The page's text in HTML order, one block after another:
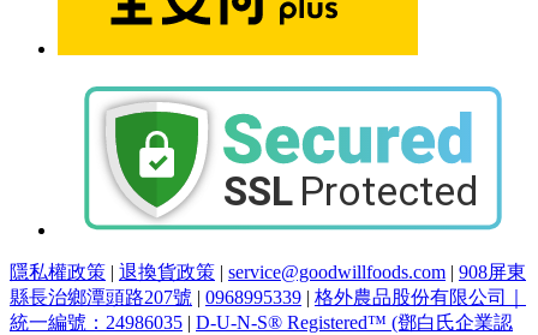
隱私權政策 | 退換貨政策 | service@goodwillfoods.com | 908屏東
縣長治鄉潭頭路207號 | 0968995339 | 格外農品股份有限公司｜
統一編號：24986035 | D-U-N-S® Registered™ (鄧白氏企業認